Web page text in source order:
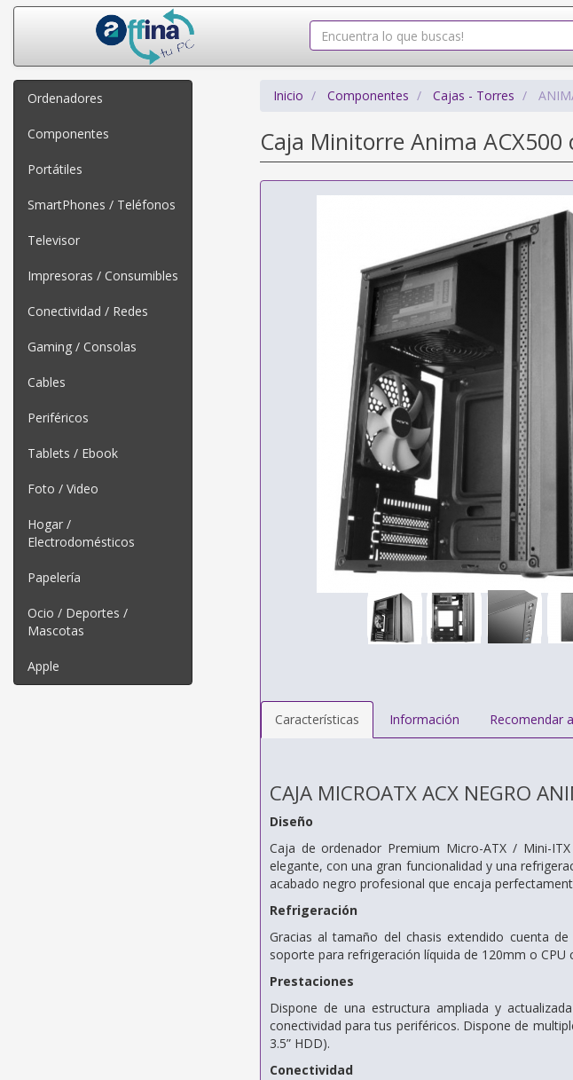
Ordenadores
Componentes
Portátiles
SmartPhones / Teléfonos
Televisor
Impresoras / Consumibles
Conectividad / Redes
Gaming / Consolas
Cables
Periféricos
Tablets / Ebook
Foto / Video
Hogar /
Electrodomésticos
Papelería
Ocio / Deportes /
Mascotas
Apple
Inicio Componentes Cajas - Torres
Caja Minitorre Anima ACX500
Características Información Recomendar
CAJA MICROATX ACX NEGRO
Diseño
Caja de ordenador Premium Micro-ATX / Mini-
elegante, con una gran funcionalidad y una
acabado negro profesional que encaja
Refrigeración
Gracias al tamaño del chasis extendido cuenta
soporte para refrigeración líquida de 120mm o
Prestaciones
Dispone de una estructura ampliada y
conectividad para tus periféricos. Dispone de
3.5” HDD).
Conectividad